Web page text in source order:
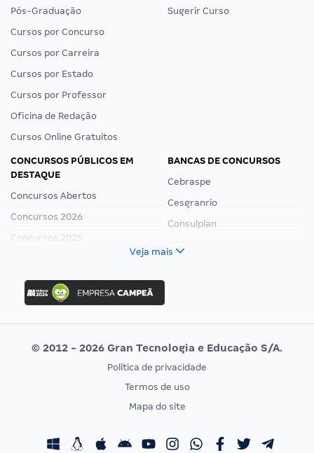
Pós-Graduação
Cursos por Concurso
Cursos por Carreira
Cursos por Estado
Cursos por Professor
Oficina de Redação
Cursos Online Gratuitos
Sugerir Curso
CONCURSOS PÚBLICOS EM
DESTAQUE
Concursos Abertos
Concursos 2026
Concursos 2025
Concurso Nacional Unificado
Concurso Ibama
Concurso MPU
Editais publicados
BANCAS DE CONCURSOS
Cebraspe
Cesgranrio
Consulplan
Vunesp
CONCURSOS POR PROFISSÃO
Concursos Fiscais
EXAME DE ORDEM
Calendário OAB
Veja mais
© 2012 - 2026 Gran Tecnologia e Educação S/A.
Política de privacidade
Termos de uso
Mapa do site